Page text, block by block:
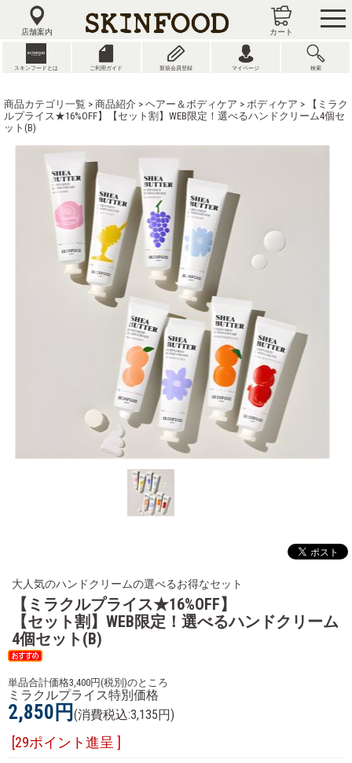
店舗案内 カート
スキンフードとは ご利用ガイド 新規会員登録 マイページ 検索
商品カテゴリ一覧 > 商品紹介 > ヘアー＆ボディケア > ボディケア > 【ミラク
ルプライス★16%OFF】【セット割】WEB限定！選べるハンドクリーム4個セ
ット(B)
大人気のハンドクリームの選べるお得なセット
【ミラクルプライス★16%OFF】
【セット割】WEB限定！選べるハンドクリーム
4個セット(B)
単品合計価格3,400円(税別)のところ
ミラクルプライス特別価格
2,850円 (消費税込:3,135円)
[29ポイント進呈 ]